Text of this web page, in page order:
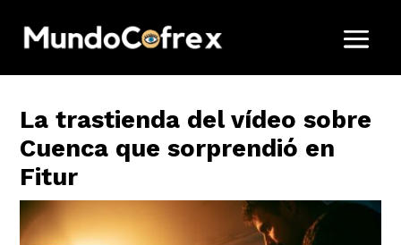
La trastienda del vídeo sobre
Cuenca que sorprendió en
Fitur